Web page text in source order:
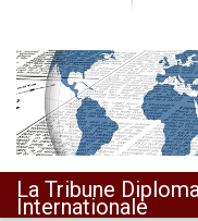
La Tribune
Internationale